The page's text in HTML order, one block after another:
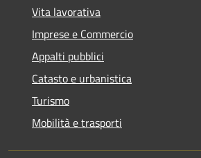
Vita lavorativa
Imprese e Commercio
Appalti pubblici
Catasto e urbanistica
Turismo
Mobilità e trasporti